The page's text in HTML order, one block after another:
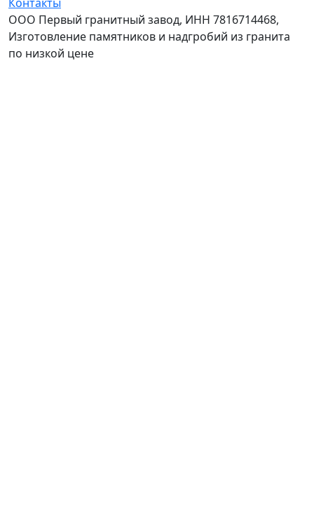
ООО Первый гранитный завод, ИНН 7816714468,
Изготовление памятников и надгробий из гранита
по низкой цене